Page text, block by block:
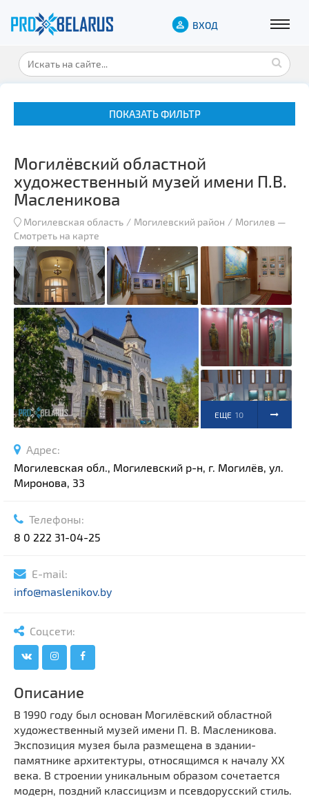
ВХОД
ПОКАЗАТЬ ФИЛЬТР
Музеи
Замки и дворцы
Военная история
Гражданская архитектура
Спортивные сооружения
Производства
Ратуши
Родовые усадьбы
Садово-парковая архитектура
Национальные парки и заказники
Памятники археологии
Памятники природы
Памятники известным людям
Монастыри
Мечети
Синагоги
Часовни
Кирхи
Кладбище
Культурные центры
Театры
Галереи
Концертные залы
Выберите район
Выберите направление
Могилёвский областной
художественный музей имени П.В.
Масленикова
Могилевская область Могилевский район Могилев —
Смотреть на карте
ЕЩЕ 10
Адрес:
Могилевская обл., Могилевский р-н, г. Могилёв, ул.
Миронова, 33
Телефоны:
8 0 222 31-04-25
E-mail:
info@maslenikov.by
Соцсети:
Описание
В 1990 году был основан Могилёвский областной
художественный музей имени П. В. Масленикова.
Экспозиция музея была размещена в здании-
памятнике архитектуры, относящимся к началу XX
века. В строении уникальным образом сочетается
модерн, поздний классицизм и псевдорусский стиль.